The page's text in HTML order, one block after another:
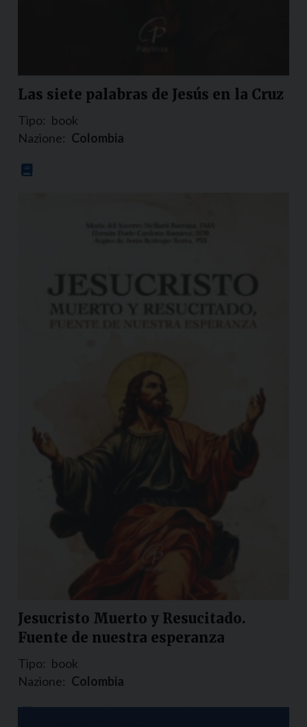
Las siete palabras de Jesús en la Cruz
Tipo: book
Nazione: Colombia
Jesucristo Muerto y Resucitado.
Fuente de nuestra esperanza
Tipo: book
Nazione: Colombia